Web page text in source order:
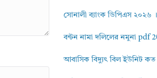
সোনালী ব্যাংক ডিপিএস
বন্টন নামা দলিলের নমুনা pdf
আবাসিক বিদ্যুৎ বিল ইউনিট